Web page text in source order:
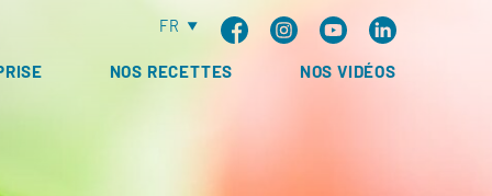
FR
NOS RECETTES NOS VIDÉOS